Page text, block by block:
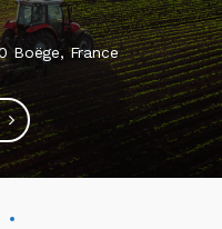
Boëge, France